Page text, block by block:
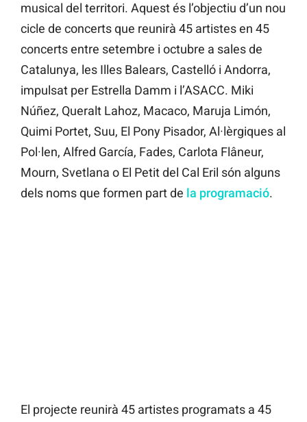
musical del territori. Aquest és l’objectiu d’un nou
cicle de concerts que reunirà 45 artistes en 45
concerts entre setembre i octubre a sales de
Catalunya, les Illes Balears, Castelló i Andorra,
impulsat per Estrella Damm i l’ASACC. Miki
Núñez, Queralt Lahoz, Macaco, Maruja Limón,
Quimi Portet, Suu, El Pony Pisador, Al·lèrgiques al
Pol·len, Alfred García, Fades, Carlota Flâneur,
Mourn, Svetlana o El Petit del Cal Eril són alguns
dels noms que formen part de la programació.
El projecte reunirà 45 artistes programats a 45